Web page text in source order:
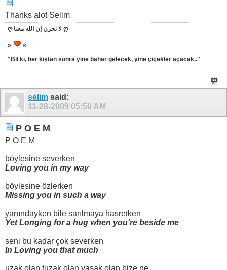
Thanks alot Selim
ღ لا تحزن إن الله معنا ღ
»
«
"Bil ki, her kıştan sonra yine bahar gelecek, yine çiçekler açacak.."
selim said:
11-28-2009 05:50 AM
P O E M
P O E M
böylesine severken
Loving you in my way
böylesine özlerken
Missing you in such a way
yanındayken bile sarılmaya hasretken
Yet Longing for a hug when you're beside me
seni bu kadar çok severken
In Loving you that much
uzak olan tuzak olan yasak olan bize ne